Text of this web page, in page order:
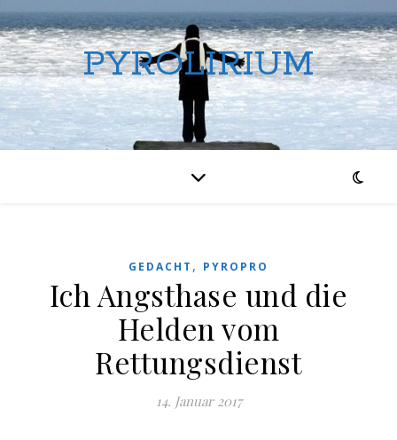
PYROLIRIUM
GEDACHT , PYROPRO
Ich Angsthase und die
Helden vom
Rettungsdienst
14. Januar 2017